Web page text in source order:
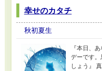
幸せのカタチ
秋初夏生
『本日、
デーです
しょう』